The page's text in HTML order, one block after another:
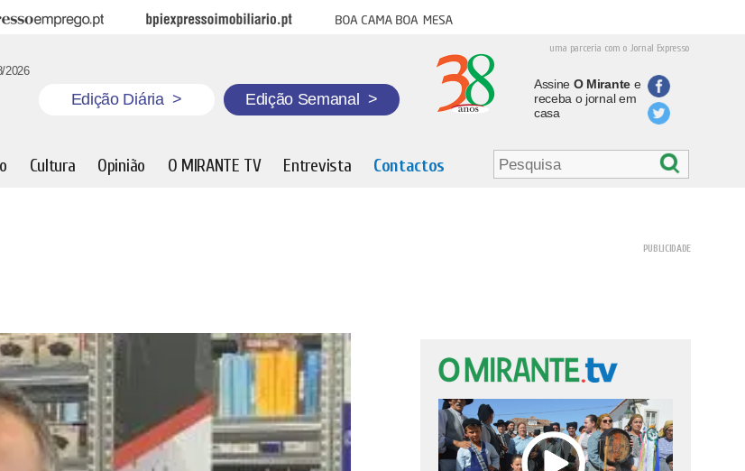
Emprego BPI Expresso Imobiliário Boa cama boa mesa
uma parceria com o Jornal Expresso
2026
Edição Diária > Edição Semanal >
Assine O Mirantee
receba o jornal em
casa
Cultura Opinião O MIRANTE TV Entrevista Contactos